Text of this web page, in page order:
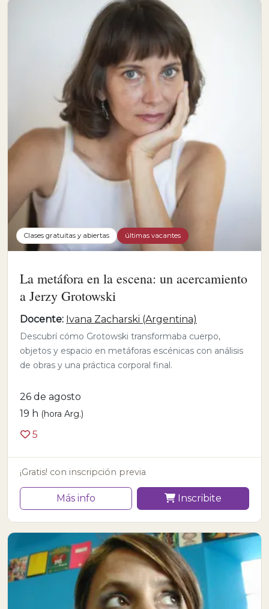
Clases gratuitas y abiertas últimas vacantes
La metáfora en la escena: un acercamiento
a Jerzy Grotowski
Docente: Ivana Zacharski (Argentina)
Descubrí cómo Grotowski transformaba cuerpo,
objetos y espacio en metáforas escénicas con análisis
de obras y una práctica corporal final.
26 de agosto
19 h (hora Arg.)
5
¡Gratis! con inscripción previa
Más info Inscribite